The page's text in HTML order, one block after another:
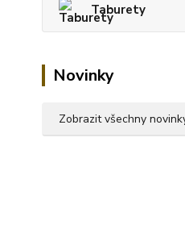
Taburety
Novinky
Zobrazit všechny